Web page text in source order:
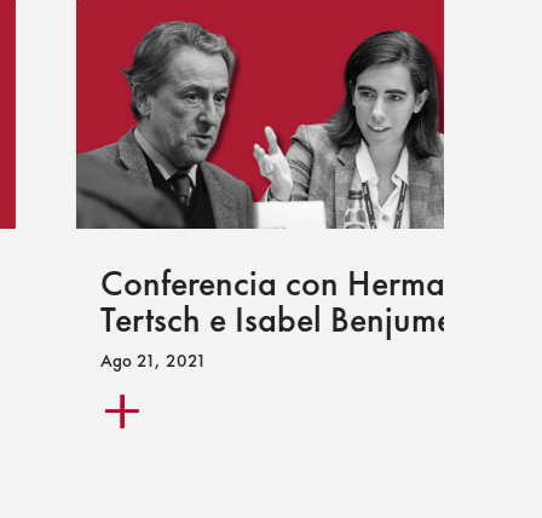
Conferencia con Hermann
Tertsch e Isabel Benjumea
Ago 21, 2021